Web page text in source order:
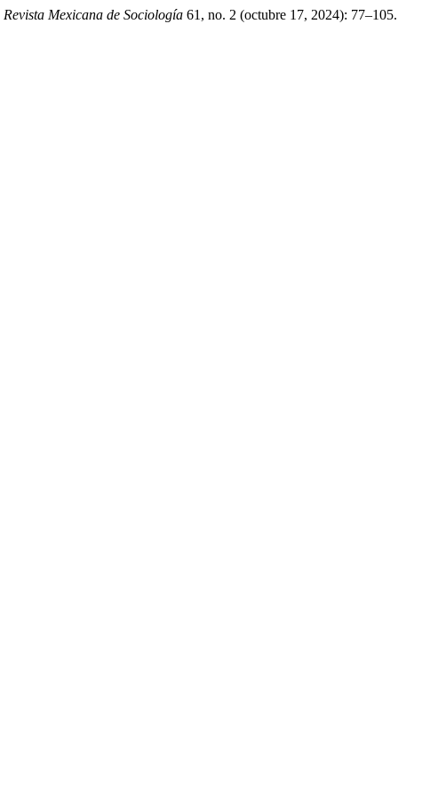
Revista Mexicana de Sociología 61, no. 2 (octubre 17, 2024): 77–105.